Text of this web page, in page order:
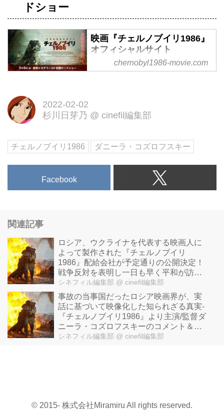
ドショー
映画『チェルノブイリ1986』
オフィシャルサイト
2022年5月6日(金)新宿ピカデリー
曽有の危機から救うため、命を懸
chernobyl1986-movie.com
2022-02-02
杉川日芽乃 @ cinefil編集部
チェルノブイリ1986 ダニーラ・コズロフスキー
Facebook
関連記事
ロシア、ウクライナを代表する映画人に
よって製作された『チェルノブイリ
1986』配給会社が予定通りの公開決定！
戦争反対を表明し一日も早く平和が訪れ
ることを願う、製作者の声明も到着！
シネフィル編集部 @ cinefil編集部
事故の当事国だったロシア映画界が、実
話に基づいて映像化した知られざる真実-
『チェルノブイリ1986』より主演/監督ダ
ニーラ・コズロフスキーのコメント＆場
面写真が解禁！
シネフィル編集部 @ cinefil編集部
© 2015- 株式会社Miramiru All rights reserved.